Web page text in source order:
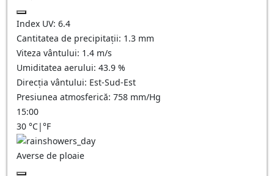
Index UV: 6.4
Cantitatea de precipitații: 1.3 mm
Viteza vântului: 1.4 m/s
Umiditatea aerului: 43.9 %
Direcția vântului: Est-Sud-Est
Presiunea atmosferică: 758 mm/Hg
15:00
30 °C|°F
Averse de ploaie